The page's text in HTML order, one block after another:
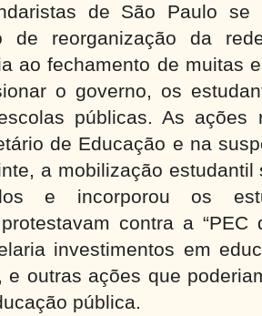
de São Paulo se
de reorganização da
ao fechamento de muitas
o governo, os
públicas. As ações
de Educação e na
a mobilização
e incorporou os
contra a “PEC
investimentos em
e outras ações que
pública.